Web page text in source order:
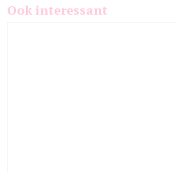
Ook interessant